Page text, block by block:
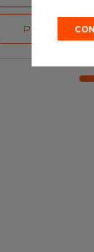
Prendre un